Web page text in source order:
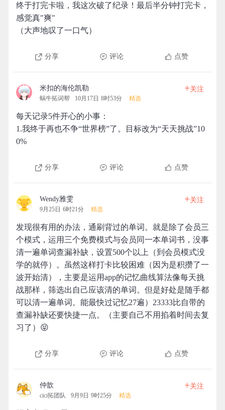
终于打完卡啦，我这次破了纪录！最后半分钟打完卡，
感觉真"爽"
（大声地叹了一口气）
分享 评论 点赞
米扣的海伦凯勒
蜗牛拓词帮 10月17日 8时53分 精选
+关注
每天记录5件开心的小事：
1.我终于再也不争“世界榜”了。目标改为“天天挑战”10
0%
分享 评论 点赞
Wendy雅雯
9月25日 6时21分 精选
+关注
发现很有用的办法，通刷背过的单词。就是除了会员三
个模式，运用三个免费模式与会员同一本单词书，没事
清一遍单词查漏补缺，设置500个以上（到会员模式没
学的就停）。虽然这样打卡比较困难（因为是积攒了一
波开始清），主要是运用app的记忆曲线算法像每天挑
战那样，筛选出自己应该清的单词。但是好处是随手都
可以清一遍单词。能最快过记忆27遍）23333比自带的
查漏补缺还要快捷一点。（主要自己不用掐着时间去复
习了）😝
分享 评论 点赞
仲歆
cici拓团队 9月9日 9时25分 精选
+关注